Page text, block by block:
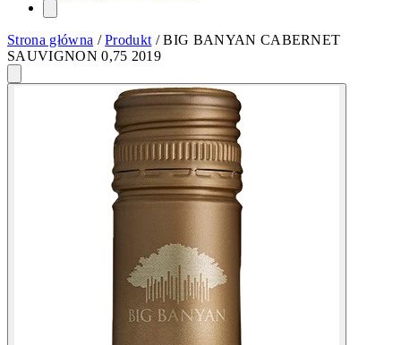
Strona główna /Produkt /BIG BANYAN CABERNET
SAUVIGNON 0,75 2019